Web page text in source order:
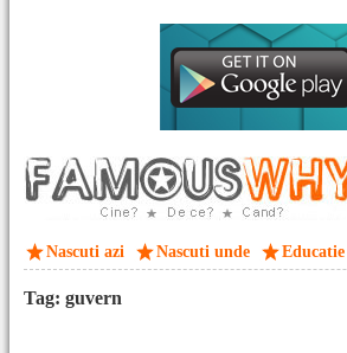
Nascuti azi Nascuti unde Educatie
Tag: guvern